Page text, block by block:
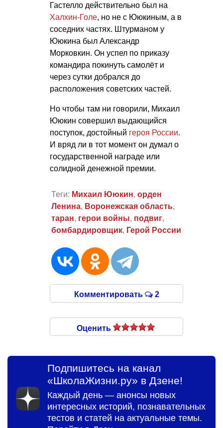
Гастелло действительно был на
Халхин-Голе, но не с Ююкиным, а в
соседних частях. Штурманом у
Ююкина был Александр
Морковкин. Он успел по приказу
командира покинуть самолёт и
через сутки добрался до
расположения советских частей.
Но чтобы там ни говорили, Михаил
Ююкин совершил выдающийся
поступок, достойный героя России.
И вряд ли в тот момент он думал о
государственной награде или
солидной денежной премии.
Теги: Михаил Ююкин, орден
Ленина, Воронежская область,
таран, герои войны, подвиг,
бомбардировщик, Герой России
Комментировать 2
Оценить
Подпишитесь на канал
«ШколаЖизни.ру» в Дзене!
Каждый день — анонсы новых
интересных историй, познавательных
тестов и статей на актуальные темы.